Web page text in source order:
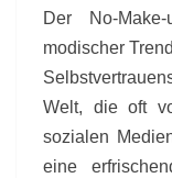
Der No-
modischer
Welt, die oft
sozialen
eine